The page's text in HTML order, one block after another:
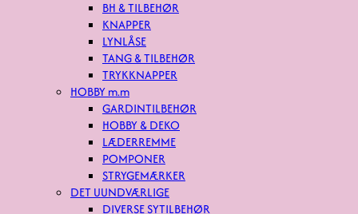
BH & TILBEHØR
KNAPPER
LYNLÅSE
TANG & TILBEHØR
TRYKKNAPPER
HOBBY m.m
GARDINTILBEHØR
HOBBY & DEKO
LÆDERREMME
POMPONER
STRYGEMÆRKER
DET UUNDVÆRLIGE
DIVERSE SYTILBEHØR